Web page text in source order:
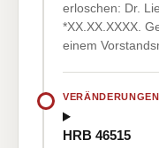
erloschen: Dr.
*XX.XX.XXXX.
einem
VERÄNDERUNGEN
HRB 46515